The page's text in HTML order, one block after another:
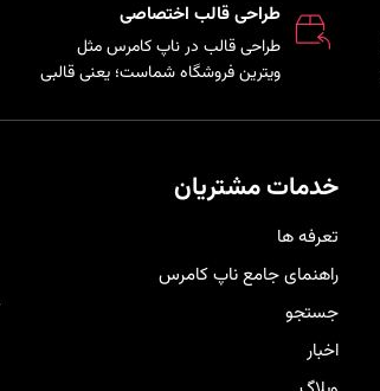
طراحی قالب اختصاصی
طراحی قالب در ناپ کامرس مثل
ویترین فروشگاه شماست؛ یعنی قالبی
مشتری‌هایتان شخصی‌سازی شده تا
خریدی راحت و لذت‌بخش را برای
کاربرانتان فراهم کند
خدمات مشتریان
تعرفه ها
راهنمای جامع ناپ کامرس
جستجو
اخبار